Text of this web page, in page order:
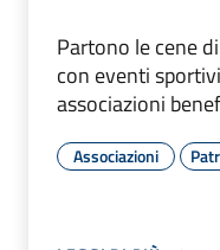
Partono le cene
con eventi
associazioni
Associazioni